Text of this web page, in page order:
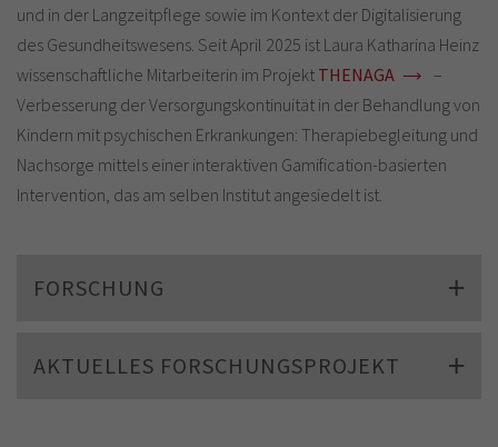
und in der Langzeitpflege sowie im Kontext der Digitalisierung
des Gesundheitswesens. Seit April 2025 ist Laura Katharina Heinz
wissenschaftliche Mitarbeiterin im Projekt THENAGA
–
Verbesserung der Versorgungskontinuität in der Behandlung von
Kindern mit psychischen Erkrankungen: Therapiebegleitung und
Nachsorge mittels einer interaktiven Gamification-basierten
Intervention, das am selben Institut angesiedelt ist.
FORSCHUNG
AKTUELLES FORSCHUNGSPROJEKT